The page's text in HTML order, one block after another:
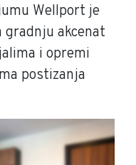
Wellport je
gradnju akcenat
i opremi
postizanja